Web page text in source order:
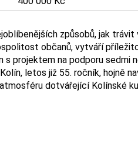
způsobů, jak
občanů, vytváří
projektem na podporu sedmi
letos již 55. ročník, hojně
atmosféru dotvářející Kolínské